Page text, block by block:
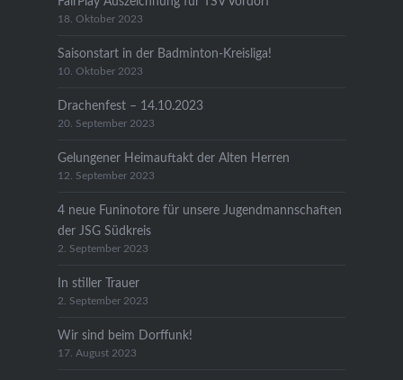
18. Oktober 2023
Saisonstart in der Badminton-Kreisliga!
10. Oktober 2023
Drachenfest – 14.10.2023
20. September 2023
Gelungener Heimauftakt der Alten Herren
12. September 2023
4 neue Funinotore für unsere Jugendmannschaften
der JSG Südkreis
2. September 2023
In stiller Trauer
2. September 2023
Wir sind beim Dorffunk!
17. August 2023